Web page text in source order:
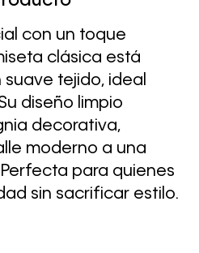
con un toque
clásica está
tejido, ideal
diseño limpio
decorativa,
moderno a una
para quienes
sin sacrificar estilo.